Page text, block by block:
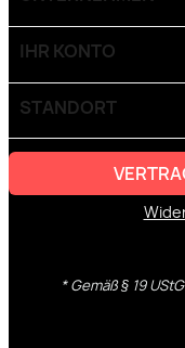
IHR KONTO
STANDORT
* Gemäß § 19